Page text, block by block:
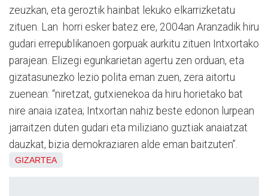
zeuzkan, eta geroztik hainbat lekuko elkarrizketatu
zituen. Lan horri esker batez ere, 2004an Aranzadik hiru
gudari errepublikanoen gorpuak aurkitu zituen Intxortako
parajean. Elizegi egunkarietan agertu zen orduan, eta
gizatasunezko lezio polita eman zuen, zera aitortu
zuenean: “niretzat, gutxienekoa da hiru horietako bat
nire anaia izatea; Intxortan nahiz beste edonon lurpean
jarraitzen duten gudari eta miliziano guztiak anaiatzat
dauzkat, bizia demokraziaren alde eman baitzuten”.
GIZARTEA